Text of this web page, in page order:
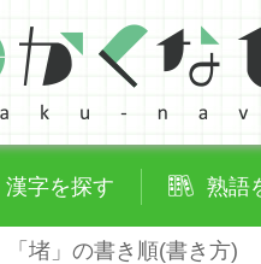
漢字を探す 熟語
「堵」の書き順(書き方)